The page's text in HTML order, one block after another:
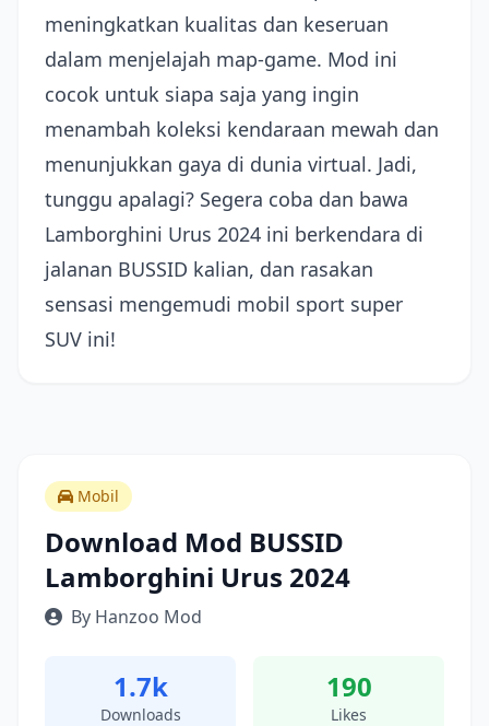
meningkatkan kualitas dan keseruan
dalam menjelajah map-game. Mod ini
cocok untuk siapa saja yang ingin
menambah koleksi kendaraan mewah dan
menunjukkan gaya di dunia virtual. Jadi,
tunggu apalagi? Segera coba dan bawa
Lamborghini Urus 2024 ini berkendara di
jalanan BUSSID kalian, dan rasakan
sensasi mengemudi mobil sport super
SUV ini!
Mobil
Download Mod BUSSID
Lamborghini Urus 2024
By Hanzoo Mod
1.7k
Downloads
190
Likes